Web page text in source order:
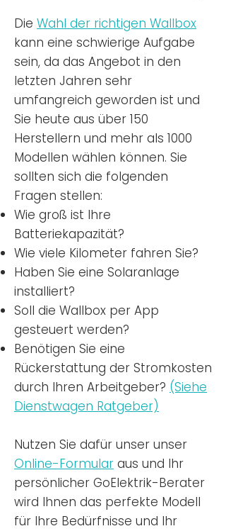
Die Wahl der richtigen Wallbox
kann eine schwierige Aufgabe
sein, da das Angebot in den
letzten Jahren sehr
umfangreich geworden ist und
Sie heute aus über 150
Herstellern und mehr als 1000
Modellen wählen können. Sie
sollten sich die folgenden
Fragen stellen:
Wie groß ist Ihre
Batteriekapazität?
Wie viele Kilometer fahren Sie?
Haben Sie eine Solaranlage
installiert?
Soll die Wallbox per App
gesteuert werden?
Benötigen Sie eine
Rückerstattung der Stromkosten
durch Ihren Arbeitgeber? (Siehe
Dienstwagen Ratgeber)
Nutzen Sie dafür unser unser
Online-Formular aus und Ihr
persönlicher GoElektrik-Berater
wird Ihnen das perfekte Modell
für Ihre Bedürfnisse und Ihr